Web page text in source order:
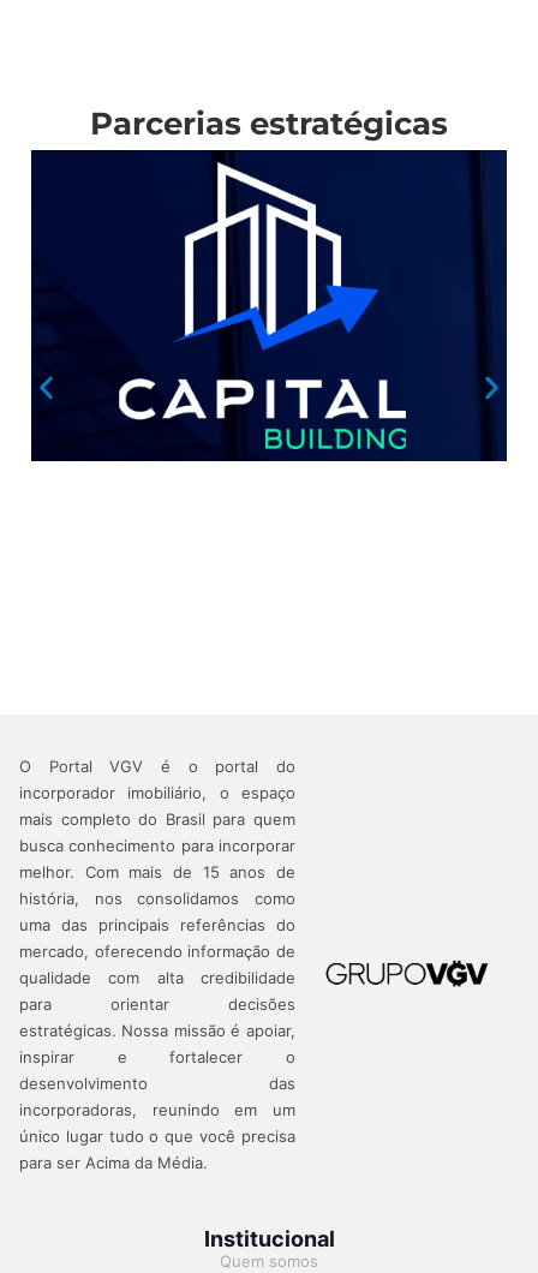
Parcerias estratégicas
O Portal VGV é o portal do
incorporador imobiliário, o espaço
mais completo do Brasil para quem
busca conhecimento para incorporar
melhor. Com mais de 15 anos de
história, nos consolidamos como
uma das principais referências do
mercado, oferecendo informação de
qualidade com alta credibilidade
para orientar decisões
estratégicas. Nossa missão é apoiar,
inspirar e fortalecer o
desenvolvimento das
incorporadoras, reunindo em um
único lugar tudo o que você precisa
para ser Acima da Média.
Institucional
Quem somos